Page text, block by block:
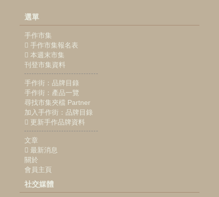
選單
手作市集
手作市集報名表
本週末市集
刊登市集資料
手作街：品牌目錄
手作街：產品一覽
尋找市集夾檔 Partner
加入手作街：品牌目錄
更新手作品牌資料
文章
最新消息
關於
會員主頁
社交媒體